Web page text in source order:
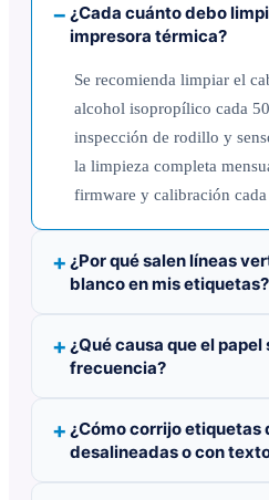
¿Cada cuánto debo
impresora térmica?
Se recomienda limpiar el
alcohol isopropílico cada
inspección de rodillo y
la limpieza completa
firmware y calibración cada
¿Por qué salen líneas
blanco en mis etiquetas?
¿Qué causa que el
frecuencia?
¿Cómo corrijo etiquetas
desalineadas o con